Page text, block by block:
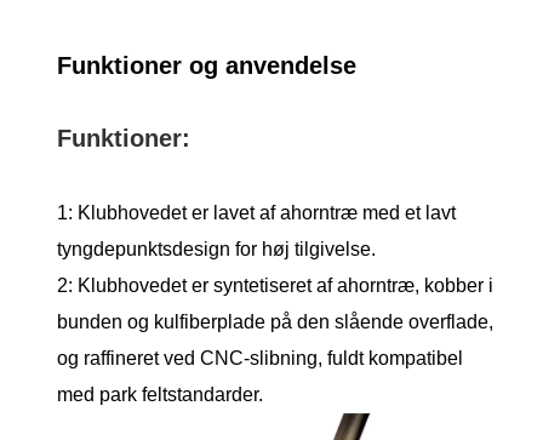
Funktioner og anvendelse
Funktioner:
1: Klubhovedet er lavet af ahorntræ med et lavt
tyngdepunktsdesign for høj tilgivelse.
2: Klubhovedet er syntetiseret af ahorntræ, kobber i
bunden og kulfiberplade på den slående overflade,
og raffineret ved CNC-slibning, fuldt kompatibel
med park feltstandarder.